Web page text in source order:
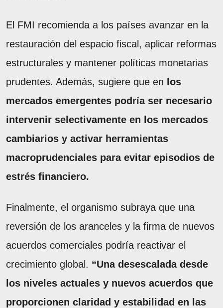
El FMI recomienda a los países avanzar en la
restauración del espacio fiscal, aplicar reformas
estructurales y mantener políticas monetarias
prudentes. Además, sugiere que en los
mercados emergentes podría ser necesario
intervenir selectivamente en los mercados
cambiarios y activar herramientas
macroprudenciales para evitar episodios de
estrés financiero.
Finalmente, el organismo subraya que una
reversión de los aranceles y la firma de nuevos
acuerdos comerciales podría reactivar el
crecimiento global. “Una desescalada desde
los niveles actuales y nuevos acuerdos que
proporcionen claridad y estabilidad en las